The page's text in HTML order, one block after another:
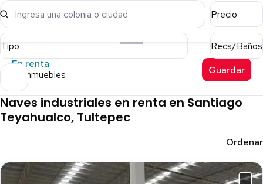
Ingresa una colonia o ciudad Precio
Tipo
Recs/Baños
En renta
27 inmuebles Guardar
Naves industriales en renta en Santiago
Teyahualco, Tultepec
Ordenar